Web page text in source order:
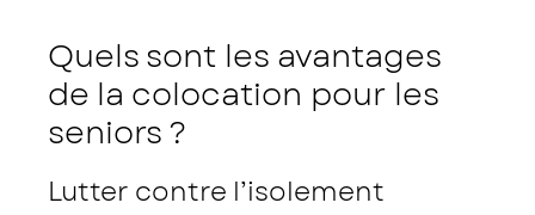
Quels sont les avantages
de la colocation pour les
seniors ?
Lutter contre l’isolement